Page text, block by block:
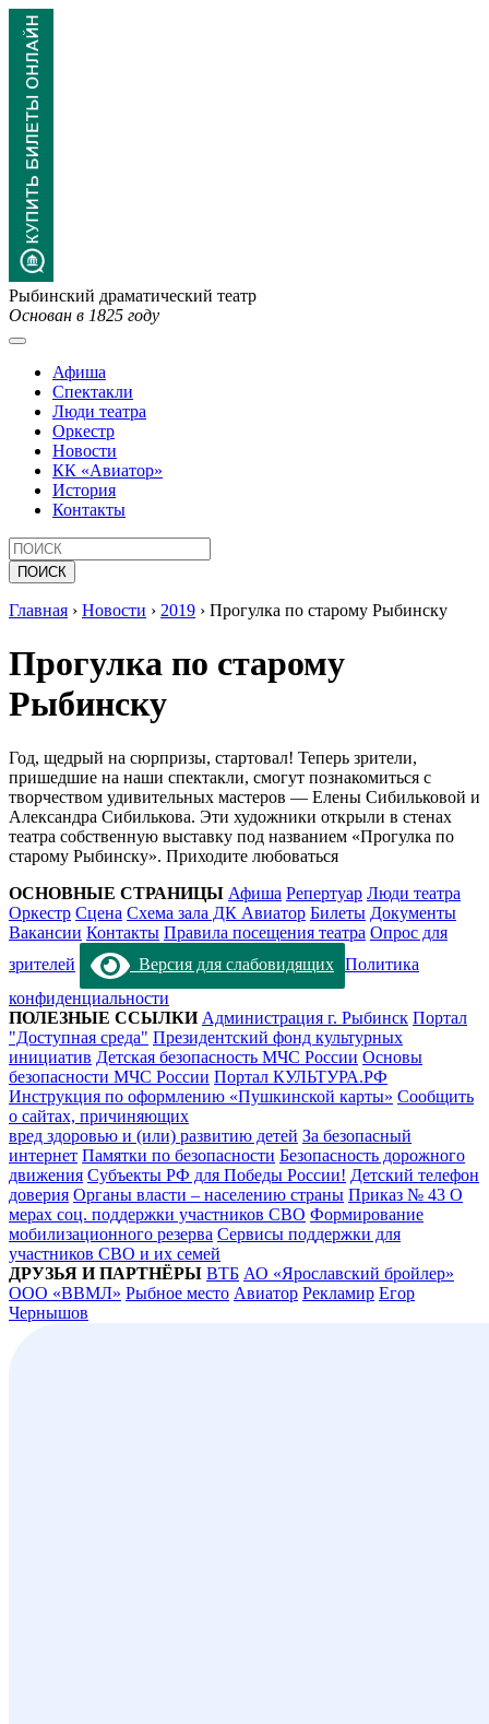
Рыбинский драматический театр
Основан в 1825 году
Афиша
Спектакли
Люди театра
Оркестр
Новости
КК «Авиатор»
История
Контакты
Главная › Новости › 2019 › Прогулка по старому Рыбинску
Прогулка по старому
Рыбинску
Год, щедрый на сюрпризы, стартовал! Теперь зрители,
пришедшие на наши спектакли, смогут познакомиться с
творчеством удивительных мастеров — Елены Сибильковой и
Александра Сибилькова. Эти художники открыли в стенах
театра собственную выставку под названием «Прогулка по
старому Рыбинску». Приходите любоваться
ОСНОВНЫЕ СТРАНИЦЫ Афиша Репертуар Люди театра
Оркестр Сцена Схема зала ДК Авиатор Билеты Документы
Вакансии Контакты Правила посещения театра Опрос для
зрителей
Версия для слабовидящих Политика
конфиденциальности
ПОЛЕЗНЫЕ ССЫЛКИ Администрация г. Рыбинск Портал
"Доступная среда" Президентский фонд культурных
инициатив Детская безопасность МЧС России Основы
безопасности МЧС России Портал КУЛЬТУРА.РФ
Инструкция по оформлению «Пушкинской карты» Сообщить
о сайтах, причиняющих
вред здоровью и (или) развитию детей За безопасный
интернет Памятки по безопасности Безопасность дорожного
движения Субъекты РФ для Победы России! Детский телефон
доверия Органы власти – населению страны Приказ № 43 О
мерах соц. поддержки участников СВО Формирование
мобилизационного резерва Сервисы поддержки для
участников СВО и их семей
ДРУЗЬЯ И ПАРТНЁРЫ ВТБ АО «Ярославский бройлер»
ООО «ВВМЛ» Рыбное место Авиатор Рекламир Егор
Чернышов